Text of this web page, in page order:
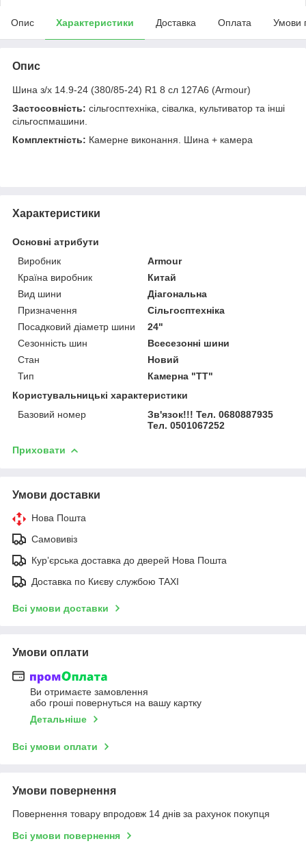
Опис Характеристики Доставка Оплата Умови
Опис
Шина з/х 14.9-24 (380/85-24) R1 8 сл 127A6 (Armour)
Застосовність: сільгосптехніка, сівалка, культиватор та інші
сільгоспмашини.
Комплектність: Камерне виконання. Шина + камера
Характеристики
Основні атрибути
Виробник
Armour
Країна виробник
Китай
Вид шини
Діагональна
Призначення
Сільгосптехніка
Посадковий діаметр шини
24"
Сезонність шин
Всесезонні шини
Стан
Новий
Тип
Камерна "TT"
Користувальницькі характеристики
Базовий номер
Зв'язок!!! Тел. 0680887935
Тел. 0501067252
Приховати
Умови доставки
Нова Пошта
Самовивіз
Курʼєрська доставка до дверей Нова Пошта
Доставка по Києву службою TAXI
Всі умови доставки
Умови оплати
Ви отримаєте замовлення
або гроші повернуться на вашу картку
Детальніше
Всі умови оплати
Умови повернення
Повернення товару впродовж 14 днів за рахунок покупця
Всі умови повернення